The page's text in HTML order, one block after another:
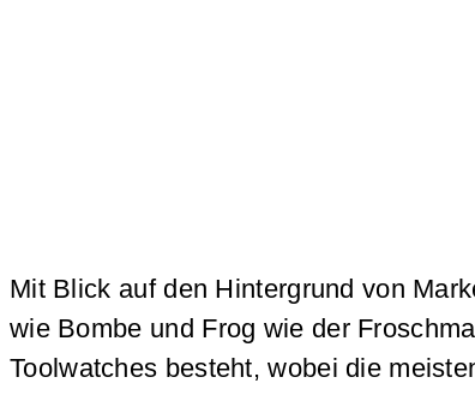
Mit Blick auf den Hintergrund von
wie Bombe und Frog wie der
Toolwatches besteht, wobei die